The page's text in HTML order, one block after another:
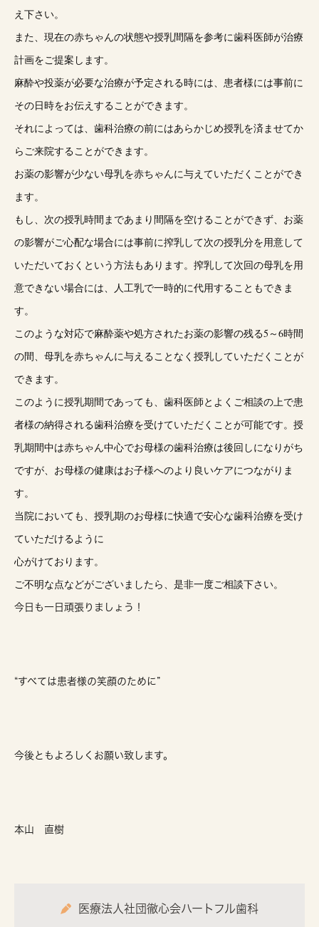
え下さい。
また、現在の赤ちゃんの状態や授乳間隔を参考に歯科医師が治療
計画をご提案します。
麻酔や投薬が必要な治療が予定される時には、患者様には事前に
その日時をお伝えすることができます。
それによっては、歯科治療の前にはあらかじめ授乳を済ませてか
らご来院することができます。
お薬の影響が少ない母乳を赤ちゃんに与えていただくことができ
ます。
もし、次の授乳時間まであまり間隔を空けることができず、お薬
の影響がご心配な場合には事前に搾乳して次の授乳分を用意して
いただいておくという方法もあります。搾乳して次回の母乳を用
意できない場合には、人工乳で一時的に代用することもできま
す。
このような対応で麻酔薬や処方されたお薬の影響の残る5～6時間
の間、母乳を赤ちゃんに与えることなく授乳していただくことが
できます。
このように授乳期間であっても、歯科医師とよくご相談の上で患
者様の納得される歯科治療を受けていただくことが可能です。授
乳期間中は赤ちゃん中心でお母様の歯科治療は後回しになりがち
ですが、お母様の健康はお子様へのより良いケアにつながりま
す。
当院においても、授乳期のお母様に快適で安心な歯科治療を受け
ていただけるように
心がけております。
ご不明な点などがございましたら、是非一度ご相談下さい。
今日も一日頑張りましょう！
“すべては患者様の笑顔のために”
今後ともよろしくお願い致します。
本山 直樹
医療法人社団徹心会ハートフル歯科